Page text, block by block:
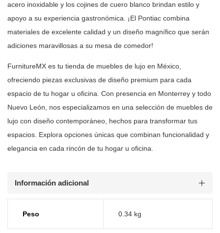
acero inoxidable y los cojines de cuero blanco brindan estilo y
apoyo a su experiencia gastronómica. ¡El Pontiac combina
materiales de excelente calidad y un diseño magnífico que serán
adiciones maravillosas a su mesa de comedor!
FurnitureMX es tu tienda de muebles de lujo en México,
ofreciendo piezas exclusivas de diseño premium para cada
espacio de tu hogar u oficina. Con presencia en Monterrey y todo
Nuevo León, nos especializamos en una selección de muebles de
lujo con diseño contemporáneo, hechos para transformar tus
espacios. Explora opciones únicas que combinan funcionalidad y
elegancia en cada rincón de tu hogar u oficina.
Información adicional
Peso 0.34 kg